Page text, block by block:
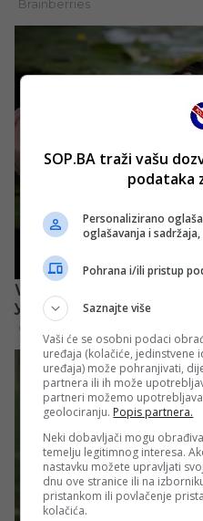
SOP.BA traži vašu
podataka
Personalizirano
oglašavanja i
Pohrana i/ili pristup
Saznajte više
Vaši će se osobni podaci
uređaja (kolačiće,
uređaja) može pohranjivati,
partnera ili ih može
partneri možemo
geolociranju. Popis partnera.
Neki dobavljači mogu
temelju legitimnog interesa.
nastavku možete upravljati
dnu ove stranice ili na
pristankom ili povlačenje
kolačića.